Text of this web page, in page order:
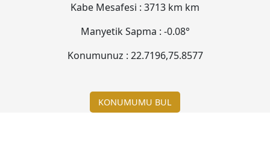
Kabe Mesafesi : 3713 km km
Manyetik Sapma : -0.08°
Konumunuz : 22.7196,75.8577
KONUMUMU BUL